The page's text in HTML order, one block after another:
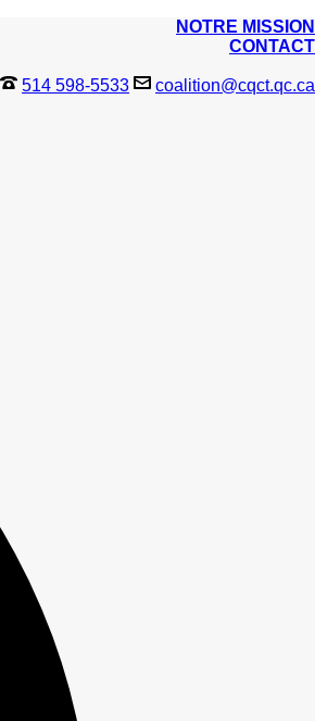
NOTRE MISSION
CONTACT
514 598-5533 coalition@cqct.qc.ca